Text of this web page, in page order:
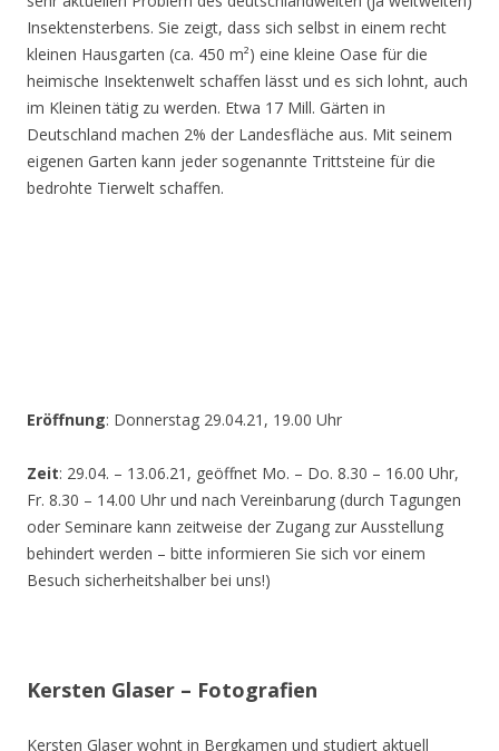
Insektensterbens. Sie zeigt, dass sich selbst in einem recht
kleinen Hausgarten (ca. 450 m²) eine kleine Oase für die
heimische Insektenwelt schaffen lässt und es sich lohnt, auch
im Kleinen tätig zu werden. Etwa 17 Mill. Gärten in
Deutschland machen 2% der Landesfläche aus. Mit seinem
eigenen Garten kann jeder sogenannte Trittsteine für die
bedrohte Tierwelt schaffen.
Eröffnung: Donnerstag 29.04.21, 19.00 Uhr
Zeit: 29.04. – 13.06.21, geöffnet Mo. – Do. 8.30 – 16.00 Uhr,
Fr. 8.30 – 14.00 Uhr und nach Vereinbarung (durch Tagungen
oder Seminare kann zeitweise der Zugang zur Ausstellung
behindert werden – bitte informieren Sie sich vor einem
Besuch sicherheitshalber bei uns!)
Kersten Glaser – Fotografien
Kersten Glaser wohnt in Bergkamen und studiert aktuell